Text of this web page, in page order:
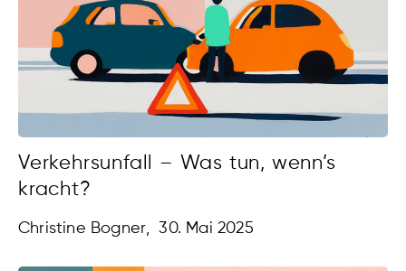
Verkehrsunfall – Was tun, wenn’s
kracht?
Christine Bogner, 30. Mai 2025